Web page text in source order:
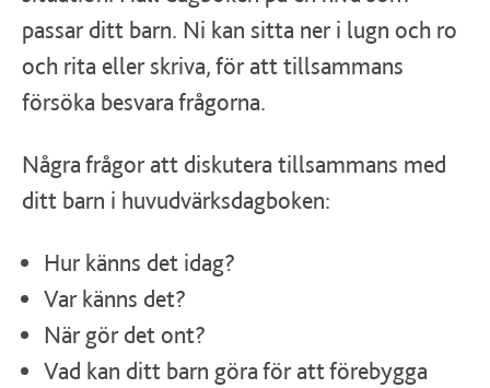
passar ditt barn. Ni kan sitta ner i lugn och ro
och rita eller skriva, för att tillsammans
försöka besvara frågorna.
Några frågor att diskutera tillsammans med
ditt barn i huvudvärksdagboken:
Hur känns det idag?
Var känns det?
När gör det ont?
Vad kan ditt barn göra för att förebygga